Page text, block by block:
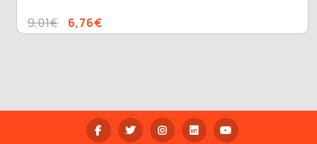
6,76€
9,01€